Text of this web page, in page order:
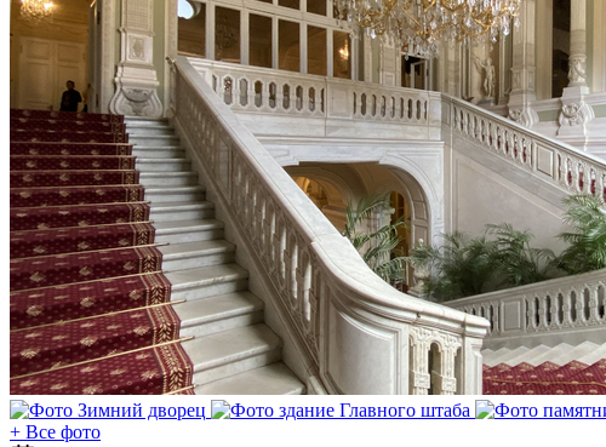
+ Все фото